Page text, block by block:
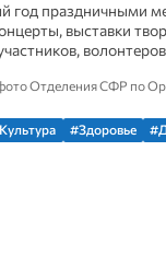
год праздничными
выставки
Отделения СФР по
#Здоровье